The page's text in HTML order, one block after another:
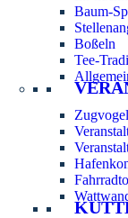
Baum-
Boßeln
Tee-